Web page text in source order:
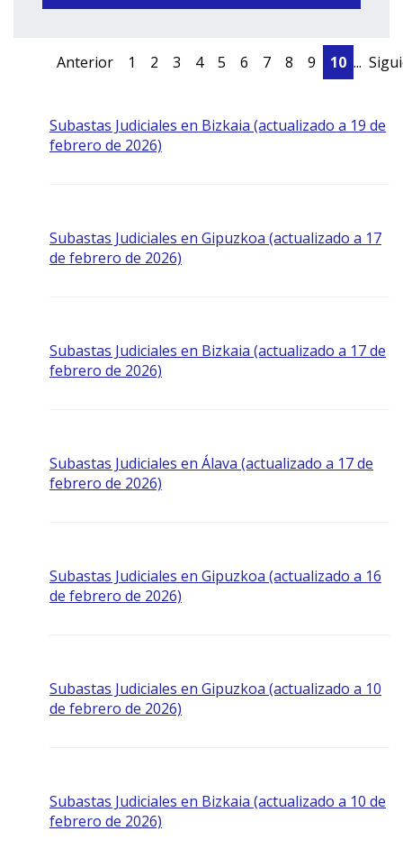
Anterior 1 2 3 4 5 6 7 8 9 10 ...
Subastas Judiciales en Bizkaia (actualizado a 19 de
febrero de 2026)
Subastas Judiciales en Gipuzkoa (actualizado a 17
de febrero de 2026)
Subastas Judiciales en Bizkaia (actualizado a 17 de
febrero de 2026)
Subastas Judiciales en Álava (actualizado a 17 de
febrero de 2026)
Subastas Judiciales en Gipuzkoa (actualizado a 16
de febrero de 2026)
Subastas Judiciales en Gipuzkoa (actualizado a 10
de febrero de 2026)
Subastas Judiciales en Bizkaia (actualizado a 10 de
febrero de 2026)